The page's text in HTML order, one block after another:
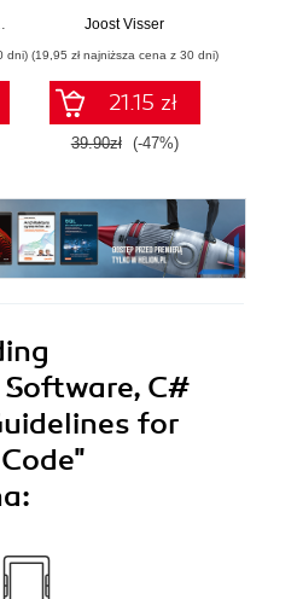
Gijs Wijnholds
dni)
przyszłe zmiany
Joost Visser
(19,95 zł najniższa cena z 30 dni)
21.15 zł
39.90zł (-47%)
C#
for